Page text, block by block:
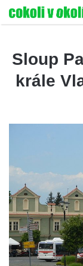
Sloup
krále